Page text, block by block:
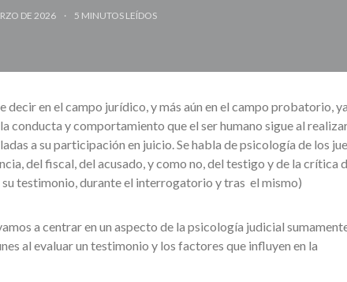
DE 2026 5 MINUTOS LEÍDOS
decir en el campo jurídico, y más aún en el campo probatorio,
conducta y comportamiento que el ser humano sigue al
a su participación en juicio. Se habla de psicología de los
del fiscal, del acusado, y como no, del testigo y de la crítica
testimonio, durante el interrogatorio y tras el mismo)
a centrar en un aspecto de la psicología judicial
al evaluar un testimonio y los factores que influyen en la